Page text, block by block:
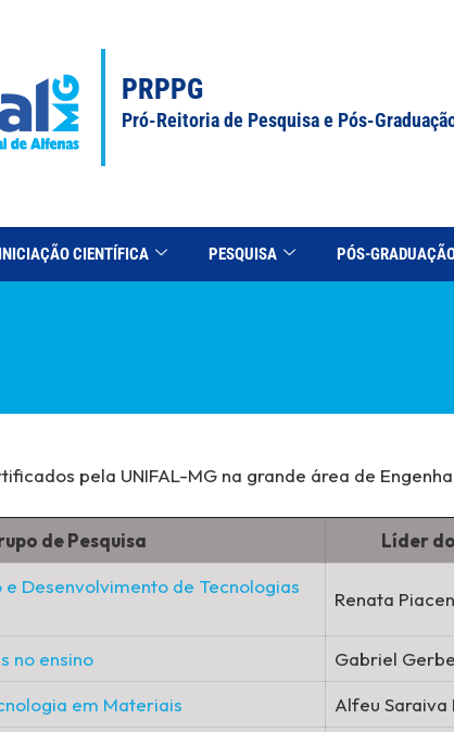
PRPPG
Pró-Reitoria de Pesquisa e Pós-
INICIAÇÃO CIENTÍFICA PESQUISA PÓS-
pela UNIFAL-MG na grande área de
de Pesquisa
Líder
Desenvolvimento de Tecnologias
Renata
no ensino
Gabriel
em Materiais
Alfeu Saraiva